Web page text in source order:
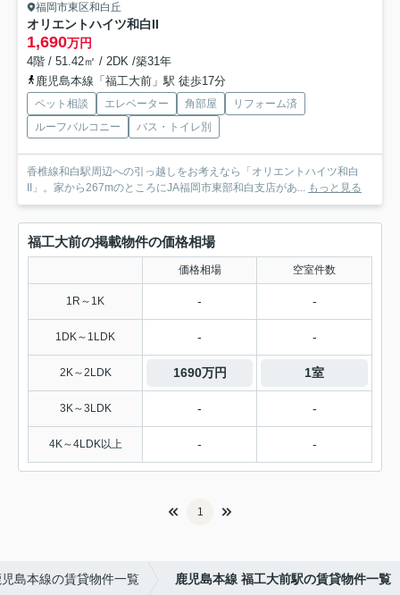
福岡市東区和白丘
オリエントハイツ和白II
1,690万円
4階 / 51.42㎡ / 2DK /築31年
鹿児島本線「福工大前」駅 徒歩17分
ペット相談 エレベーター 角部屋
リフォーム済
ルーフバルコニー
バス・トイレ別
香椎線和白駅周辺への引っ越しをお考えなら「オリエントハイツ和白
II」。家から267mのところにJA福岡市東部和白支店があ... もっと見る
福工大前の掲載物件の価格相場
価格相場 空室件数
1R～1K - -
1DK～1LDK - -
2K～2LDK 1690万円 1室
3K～3LDK - -
4K～4LDK以上 - -
1
島本線の賃貸物件一覧 鹿児島本線 福工大前駅の賃貸物件一覧